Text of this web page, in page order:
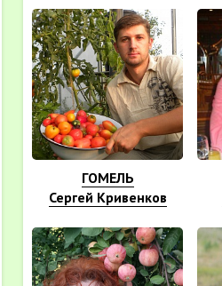
ГОМЕЛЬ
Сергей Кривенков